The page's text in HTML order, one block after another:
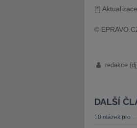
[*]
©
redakce
DALŠÍ
10 otázek pro